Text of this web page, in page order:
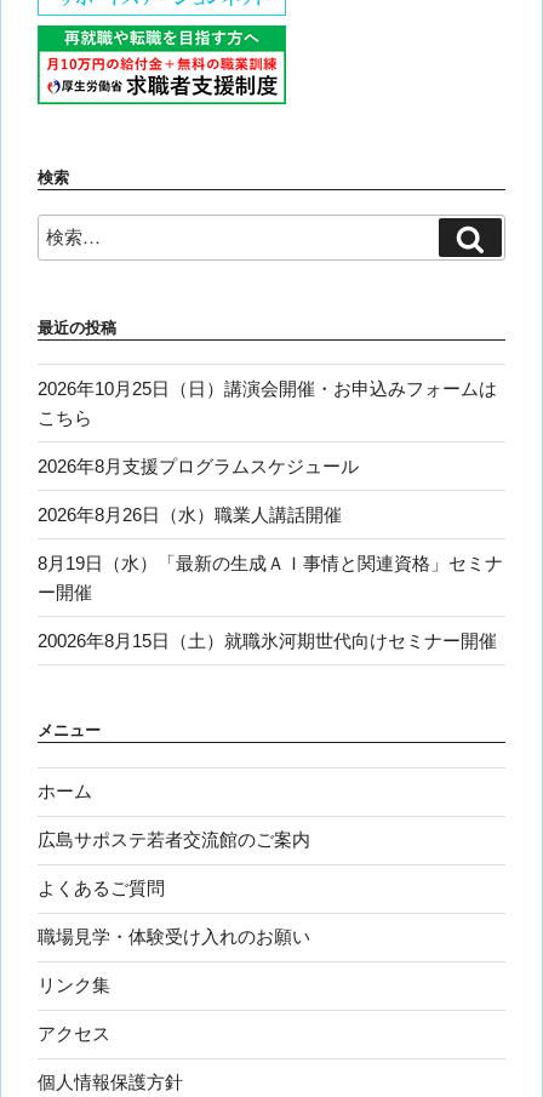
検索
検
索:
最近の投稿
2026年10月25日（日）講演会開催・お申込みフォームは
こちら
2026年8月支援プログラムスケジュール
2026年8月26日（水）職業人講話開催
8月19日（水）「最新の生成ＡＩ事情と関連資格」セミナ
ー開催
20026年8月15日（土）就職氷河期世代向けセミナー開催
メニュー
ホーム
広島サポステ若者交流館のご案内
よくあるご質問
職場見学・体験受け入れのお願い
リンク集
アクセス
個人情報保護方針